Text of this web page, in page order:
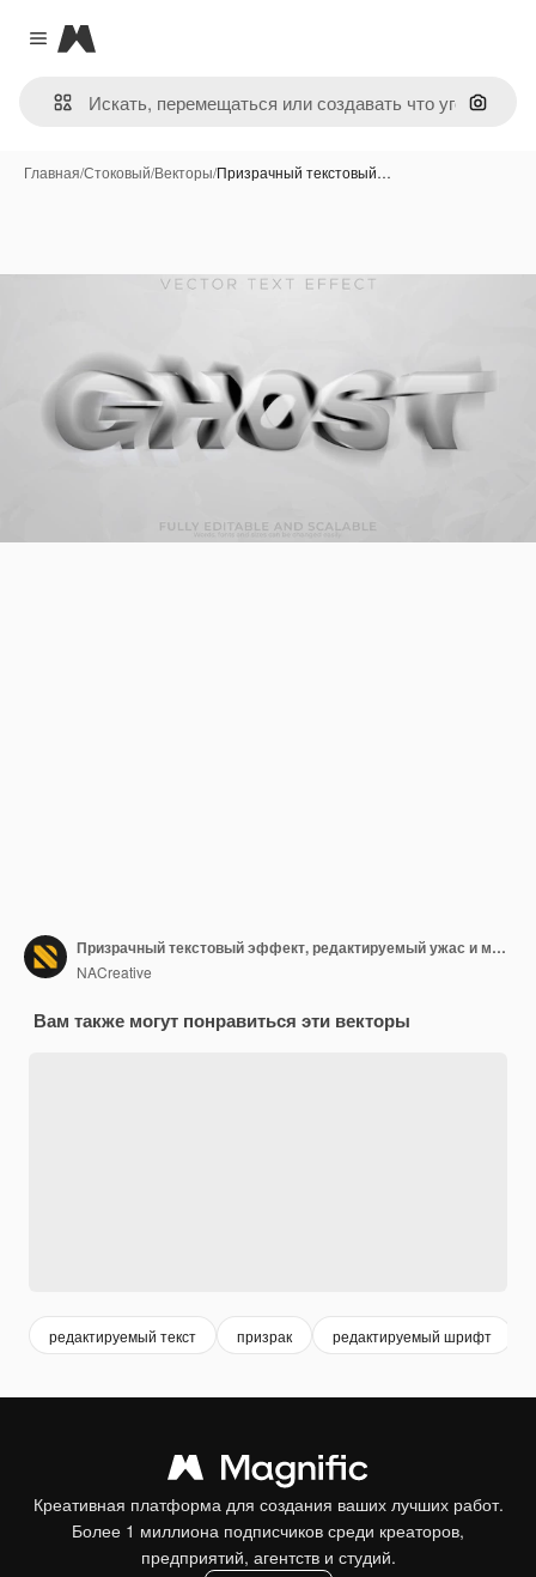
Close menu
Magnific
Поиск
Главная/Стоковый/Векторы/Призрачный текстовый…
Призрачный текстовый эффект, редактируемый ужас и мультяшный стиль текста
NACreative
Вам также могут понравиться эти векторы
редактируемый текст призрак редактируемый шрифт
Креативная платформа для создания ваших лучших работ.
Более 1 миллиона подписчиков среди креаторов,
предприятий, агентств и студий.